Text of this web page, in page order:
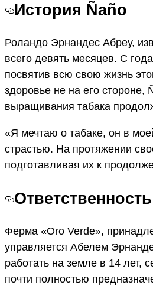
История Ñaño
Роландо Эрнандес Абреу,
всего девять месяцев. С
посвятив всю свою жизнь
здоровье не на его стороне,
выращивания табака
«Я мечтаю о табаке, он в
страстью. На протяжении
подготавливая их к
Ферма «Oro Verde»,
управляется Абелем
работать на земле в 14 лет,
почти полностью